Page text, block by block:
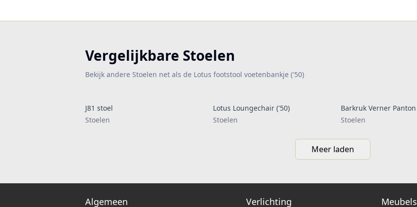
Vergelijkbare Stoelen
Bekijk andere Stoelen net als de Lotus footstool voetenbankje ('50)
J81 stoel
Stoelen
Lotus Loungechair ('50)
Stoelen
Barkruk Verner Panton
Stoelen
Meer laden
Algemeen Verlichting Meubels